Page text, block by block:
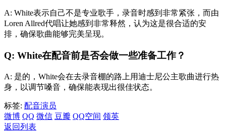
A: White表示自己不是专业歌手，录音时感到非常紧张，而由
Loren Allred代唱让她感到非常释然，认为这是很合适的安
排，确保歌曲能够完美呈现。
Q: White在配音前是否会做一些准备工作？
A: 是的，White会在去录音棚的路上用迪士尼公主歌曲进行热
身，以调节嗓音，确保能表现出很佳状态。
标签: 配音演员
微博 QQ 微信 豆瓣 QQ空间 领英
返回列表